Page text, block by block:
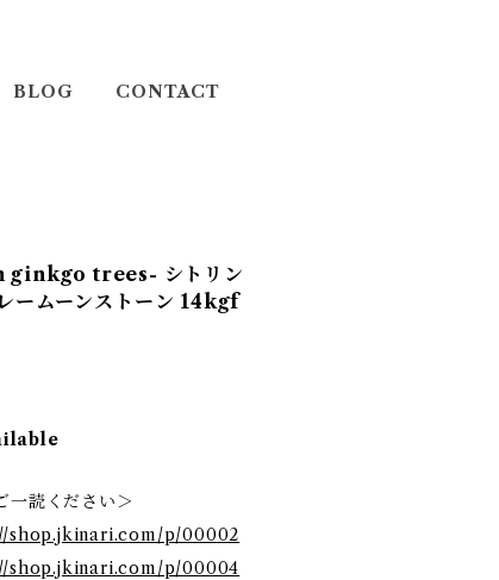
BLOG CONTACT
ginkgo trees- シトリン
ームーンストーン 14kgf
一読ください＞
shop.jkinari.com/p/00002
shop.jkinari.com/p/00004